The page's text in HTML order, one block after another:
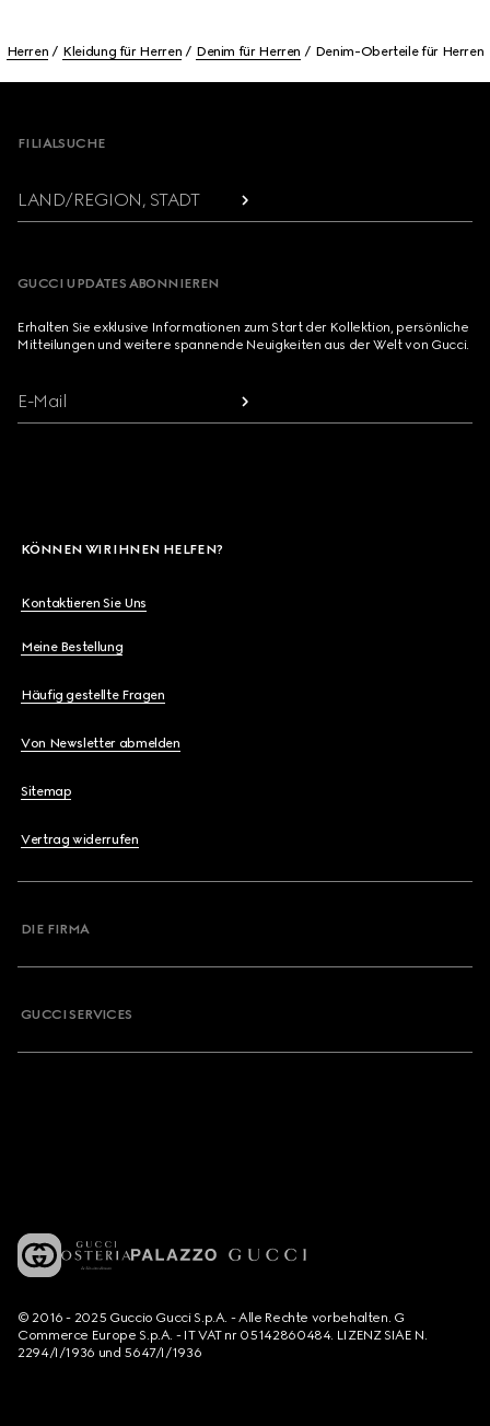
Herren Kleidung für Herren Denim für Herren Denim-Oberteile für Herren
FILIALSUCHE
LAND/REGION, STADT
GUCCI UPDATES ABONNIEREN
Erhalten Sie exklusive Informationen zum Start der Kollektion, persönliche
Mitteilungen und weitere spannende Neuigkeiten aus der Welt von Gucci.
E-Mail
KÖNNEN WIR IHNEN HELFEN?
Kontaktieren Sie Uns
Meine Bestellung
Häufig gestellte Fragen
Von Newsletter abmelden
Sitemap
Vertrag widerrufen
DIE FIRMA
GUCCI SERVICES
© 2016 - 2025 Guccio Gucci S.p.A. - Alle Rechte vorbehalten. G
Commerce Europe S.p.A. - IT VAT nr 05142860484. LIZENZ SIAE N.
2294/I/1936 und 5647/I/1936